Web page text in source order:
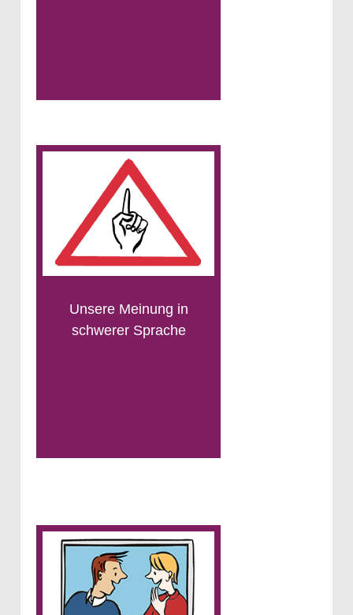
Unsere Meinung in
schwerer Sprache